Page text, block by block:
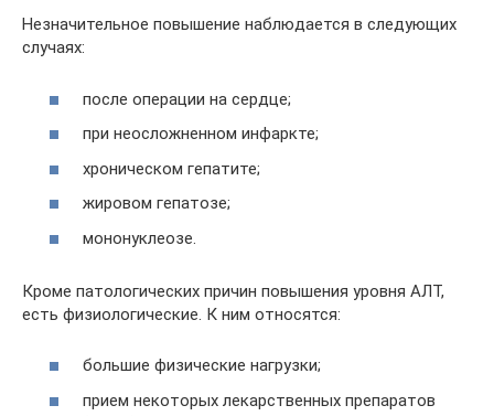
Незначительное повышение наблюдается в следующих
случаях:
после операции на сердце;
при неосложненном инфаркте;
хроническом гепатите;
жировом гепатозе;
мононуклеозе.
Кроме патологических причин повышения уровня АЛТ,
есть физиологические. К ним относятся:
большие физические нагрузки;
прием некоторых лекарственных препаратов